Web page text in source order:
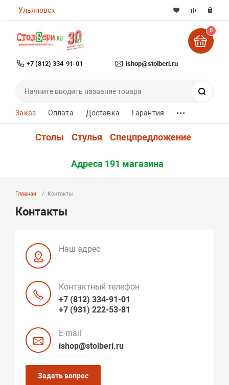
Ульяновск
+7 (812) 334-91-01 ishop@stolberi.ru
0
Заказ Оплата Доставка Гарантия ...
Столы Стулья Спецпредложение
Адреса 191 магазина
Главная Контакты
Контакты
Наш адрес
Контактный телефон
+7 (812) 334-91-01
+7 (931) 222-53-81
E-mail
ishop@stolberi.ru
Задать вопрос